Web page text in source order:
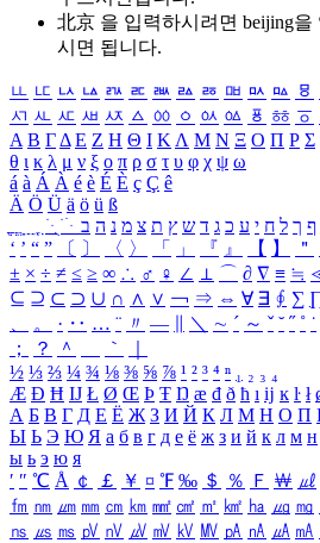
北京 을 입력하시려면 beijing을
시면 됩니다.
ㅥ ㅦ ㅧ ㅨ ㅩ ㅪ ㅫ ㅬ ㅭ ㅮ ㅯ ㅰ ㅱ
ㅺ ㅻ ㅼ ㅽ ㅾ ㅿ ㆀ ㆁ ㆂ ㆃ ㆄ ㆅ ㆆ
Α Β ΓΔ Ε Ζ Η Θ Ι ΚΛ Μ Ν Ξ Ο Π Ρ Σ
θ ι κ λ μ ν ξ ο π ρ σ τ υ φ χ ψ ω
á à Á À é è É È ç Ç ê
Ä Ö Ü ä ö ü ß
ִֶֹ ֻּ ׁׂ ף ך ל ח י ע כ ג ד ש ץ ת צ מ נ ה ב
‘ ’ “ ” 〔 〕 〈 〉 「 」 『 』 【 】 ＂
± × ÷ ≠ ≤ ≥ ∞ ∴ ♂ ♀ ∠ ⊥ ⌒ ∂ ∇ ≡ ≒
⊆ ⊇ ⊂ ⊃ ∪ ∩ ∧ ∨ ￢ ⇒ ⇔ ∀ ∃ ∮ ∑
、
。 · ‥ … ¨ 〃 ― ＼ ∼ ´ ～ ˇ ˘ ˝ ˚ ˙
；
？ ＾ ｀
½ ⅓ ⅔ ¼ ¾ ⅛ ⅜ ⅝ ⅞ ¹ ² ³ ⁴ ⁿ ₁ ₂ ₃ ₄
Æ Ð Ħ Ĳ Ł Ø Œ Þ Ŧ Ŋ æ đ ð ħ ı ĳ ĸ ŀ ł
А Б В Г Д Е Ё Ж З И Й К Л М Н О П
Ы Ь Э Ю Я а б в г д е ё ж з и й к л м н
ы ь э ю я
′ ″ ℃ Å ￠ ￡ ￥ ¤ ℉ ‰ ＄ ％ Ｆ ￦ ㎕
㎙ ㎚ ㎛ ㎜ ㎝ ㎞ ㎟ ㎠ ㎡ ㎢ ㏊ ㎍ ㎎
㎱ ㎲ ㎳ ㎴ ㎵ ㎶ ㎷ ㎸ ㎹ ㎀ ㎁ ㎂ ㎃